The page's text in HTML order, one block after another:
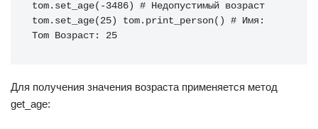
tom.set_age(-3486) # Недопустимый возраст
tom.set_age(25) tom.print_person() # Имя:
Tom Возраст: 25
Для получения значения возраста применяется метод
get_age: